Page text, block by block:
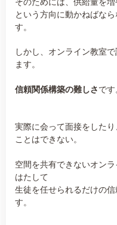
という方向に動かねばな
す。
しかし、オンライン教室
ます。
信頼関係構築の難しさです
実際に会って面接をした
ことはできない。
空間を共有できないオンラ
はたして
生徒を任せられるだけの
す。